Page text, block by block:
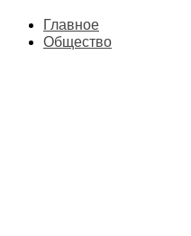
Главное
Общество